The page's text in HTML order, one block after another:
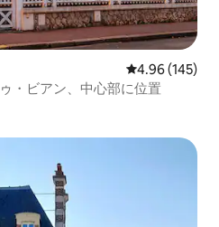
レビュー145
4.96 (145)
・ビアン、中心部に位置